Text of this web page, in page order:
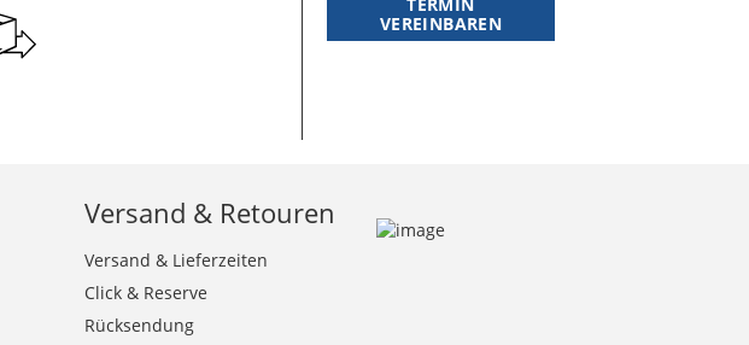
VEREINBAREN
Versand & Retouren
Versand & Lieferzeiten
Click & Reserve
Rücksendung